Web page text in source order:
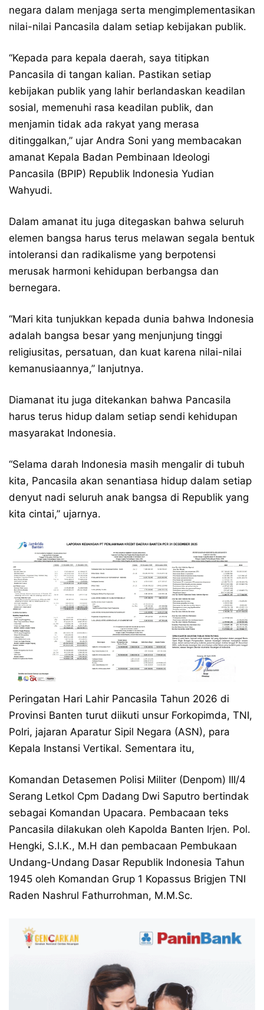
negara dalam menjaga serta mengimplementasikan
nilai-nilai Pancasila dalam setiap kebijakan publik.
“Kepada para kepala daerah, saya titipkan
Pancasila di tangan kalian. Pastikan setiap
kebijakan publik yang lahir berlandaskan keadilan
sosial, memenuhi rasa keadilan publik, dan
menjamin tidak ada rakyat yang merasa
ditinggalkan,” ujar Andra Soni yang membacakan
amanat Kepala Badan Pembinaan Ideologi
Pancasila (BPIP) Republik Indonesia Yudian
Wahyudi.
Dalam amanat itu juga ditegaskan bahwa seluruh
elemen bangsa harus terus melawan segala bentuk
intoleransi dan radikalisme yang berpotensi
merusak harmoni kehidupan berbangsa dan
bernegara.
“Mari kita tunjukkan kepada dunia bahwa Indonesia
adalah bangsa besar yang menjunjung tinggi
religiusitas, persatuan, dan kuat karena nilai-nilai
kemanusiaannya,” lanjutnya.
Diamanat itu juga ditekankan bahwa Pancasila
harus terus hidup dalam setiap sendi kehidupan
masyarakat Indonesia.
“Selama darah Indonesia masih mengalir di tubuh
kita, Pancasila akan senantiasa hidup dalam setiap
denyut nadi seluruh anak bangsa di Republik yang
kita cintai,” ujarnya.
Peringatan Hari Lahir Pancasila Tahun 2026 di
Provinsi Banten turut diikuti unsur Forkopimda, TNI,
Polri, jajaran Aparatur Sipil Negara (ASN), para
Kepala Instansi Vertikal. Sementara itu,
Komandan Detasemen Polisi Militer (Denpom) III/4
Serang Letkol Cpm Dadang Dwi Saputro bertindak
sebagai Komandan Upacara. Pembacaan teks
Pancasila dilakukan oleh Kapolda Banten Irjen. Pol.
Hengki, S.I.K., M.H dan pembacaan Pembukaan
Undang-Undang Dasar Republik Indonesia Tahun
1945 oleh Komandan Grup 1 Kopassus Brigjen TNI
Raden Nashrul Fathurrohman, M.M.Sc.